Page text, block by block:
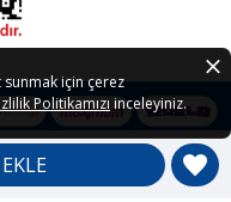
Tüm Hakları Saklıdır
için çerez
Politikamızı inceleyiniz.